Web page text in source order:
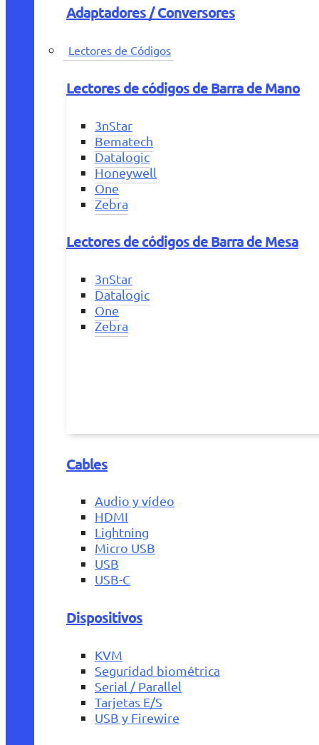
Adaptadores / Conversores
Lectores de Códigos
Lectores de códigos de Barra de Mano
3nStar
Bematech
Datalogic
Honeywell
One
Zebra
Lectores de códigos de Barra de Mesa
3nStar
Datalogic
One
Zebra
Cables
Audio y vídeo
HDMI
Lightning
Micro USB
USB
USB-C
Dispositivos
KVM
Seguridad biométrica
Serial / Parallel
Tarjetas E/S
USB y Firewire